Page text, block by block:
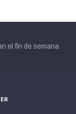
el fin de semana